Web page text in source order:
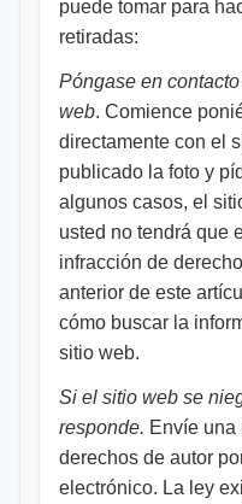
puede tomar para
retiradas:
Póngase en
web. Comience
directamente con el
publicado la foto y
algunos casos, el
usted no tendrá que
infracción de
anterior de este
cómo buscar la
sitio web.
Si el sitio web se
responde. Envíe
derechos de autor
electrónico. La ley